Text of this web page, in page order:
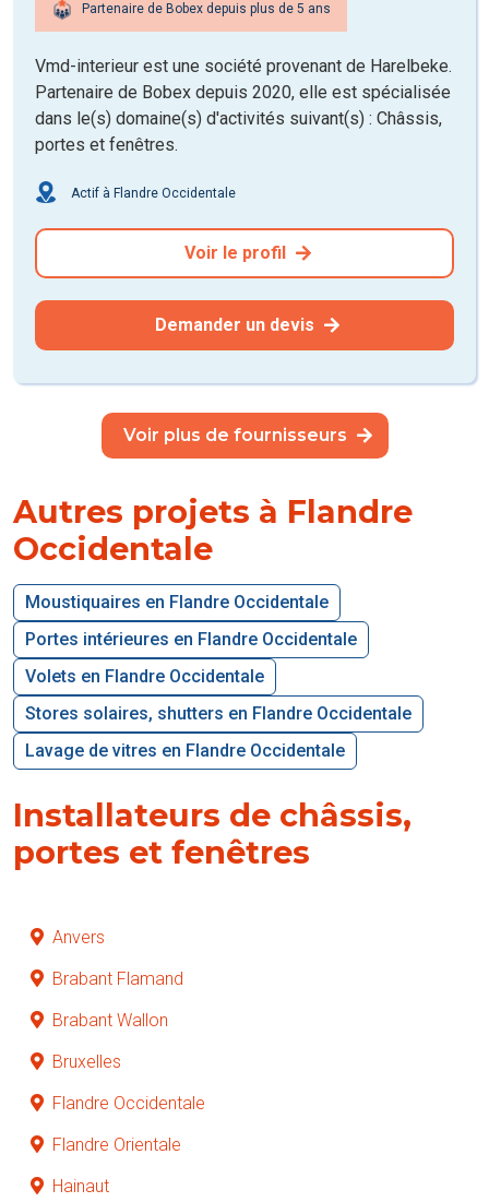
Partenaire de Bobex depuis plus de 5 ans
Vmd-interieur est une société provenant de Harelbeke.
Partenaire de Bobex depuis 2020, elle est spécialisée
dans le(s) domaine(s) d'activités suivant(s) : Châssis,
portes et fenêtres.
Actif à Flandre Occidentale
Voir le profil
Demander un devis
Voir plus de fournisseurs
Autres projets à Flandre
Occidentale
Moustiquaires en Flandre Occidentale
Portes intérieures en Flandre Occidentale
Volets en Flandre Occidentale
Stores solaires, shutters en Flandre Occidentale
Lavage de vitres en Flandre Occidentale
Installateurs de châssis,
portes et fenêtres
Anvers
Brabant Flamand
Brabant Wallon
Bruxelles
Flandre Occidentale
Flandre Orientale
Hainaut